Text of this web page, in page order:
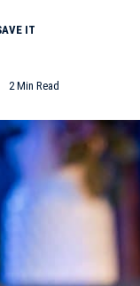
2 Min Read